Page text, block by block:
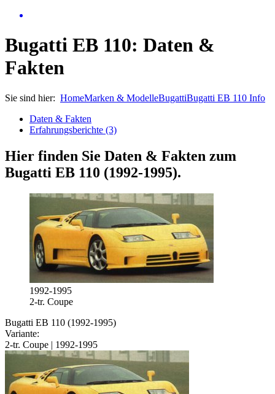
Bugatti EB 110: Daten &
Fakten
Sie sind hier: HomeMarken & ModelleBugattiBugatti EB 110 Info
Daten & Fakten
Erfahrungsberichte (3)
Hier finden Sie Daten & Fakten zum
Bugatti EB 110 (1992-1995).
1992-1995
2-tr. Coupe
Bugatti EB 110 (1992-1995)
Variante:
2-tr. Coupe | 1992-1995